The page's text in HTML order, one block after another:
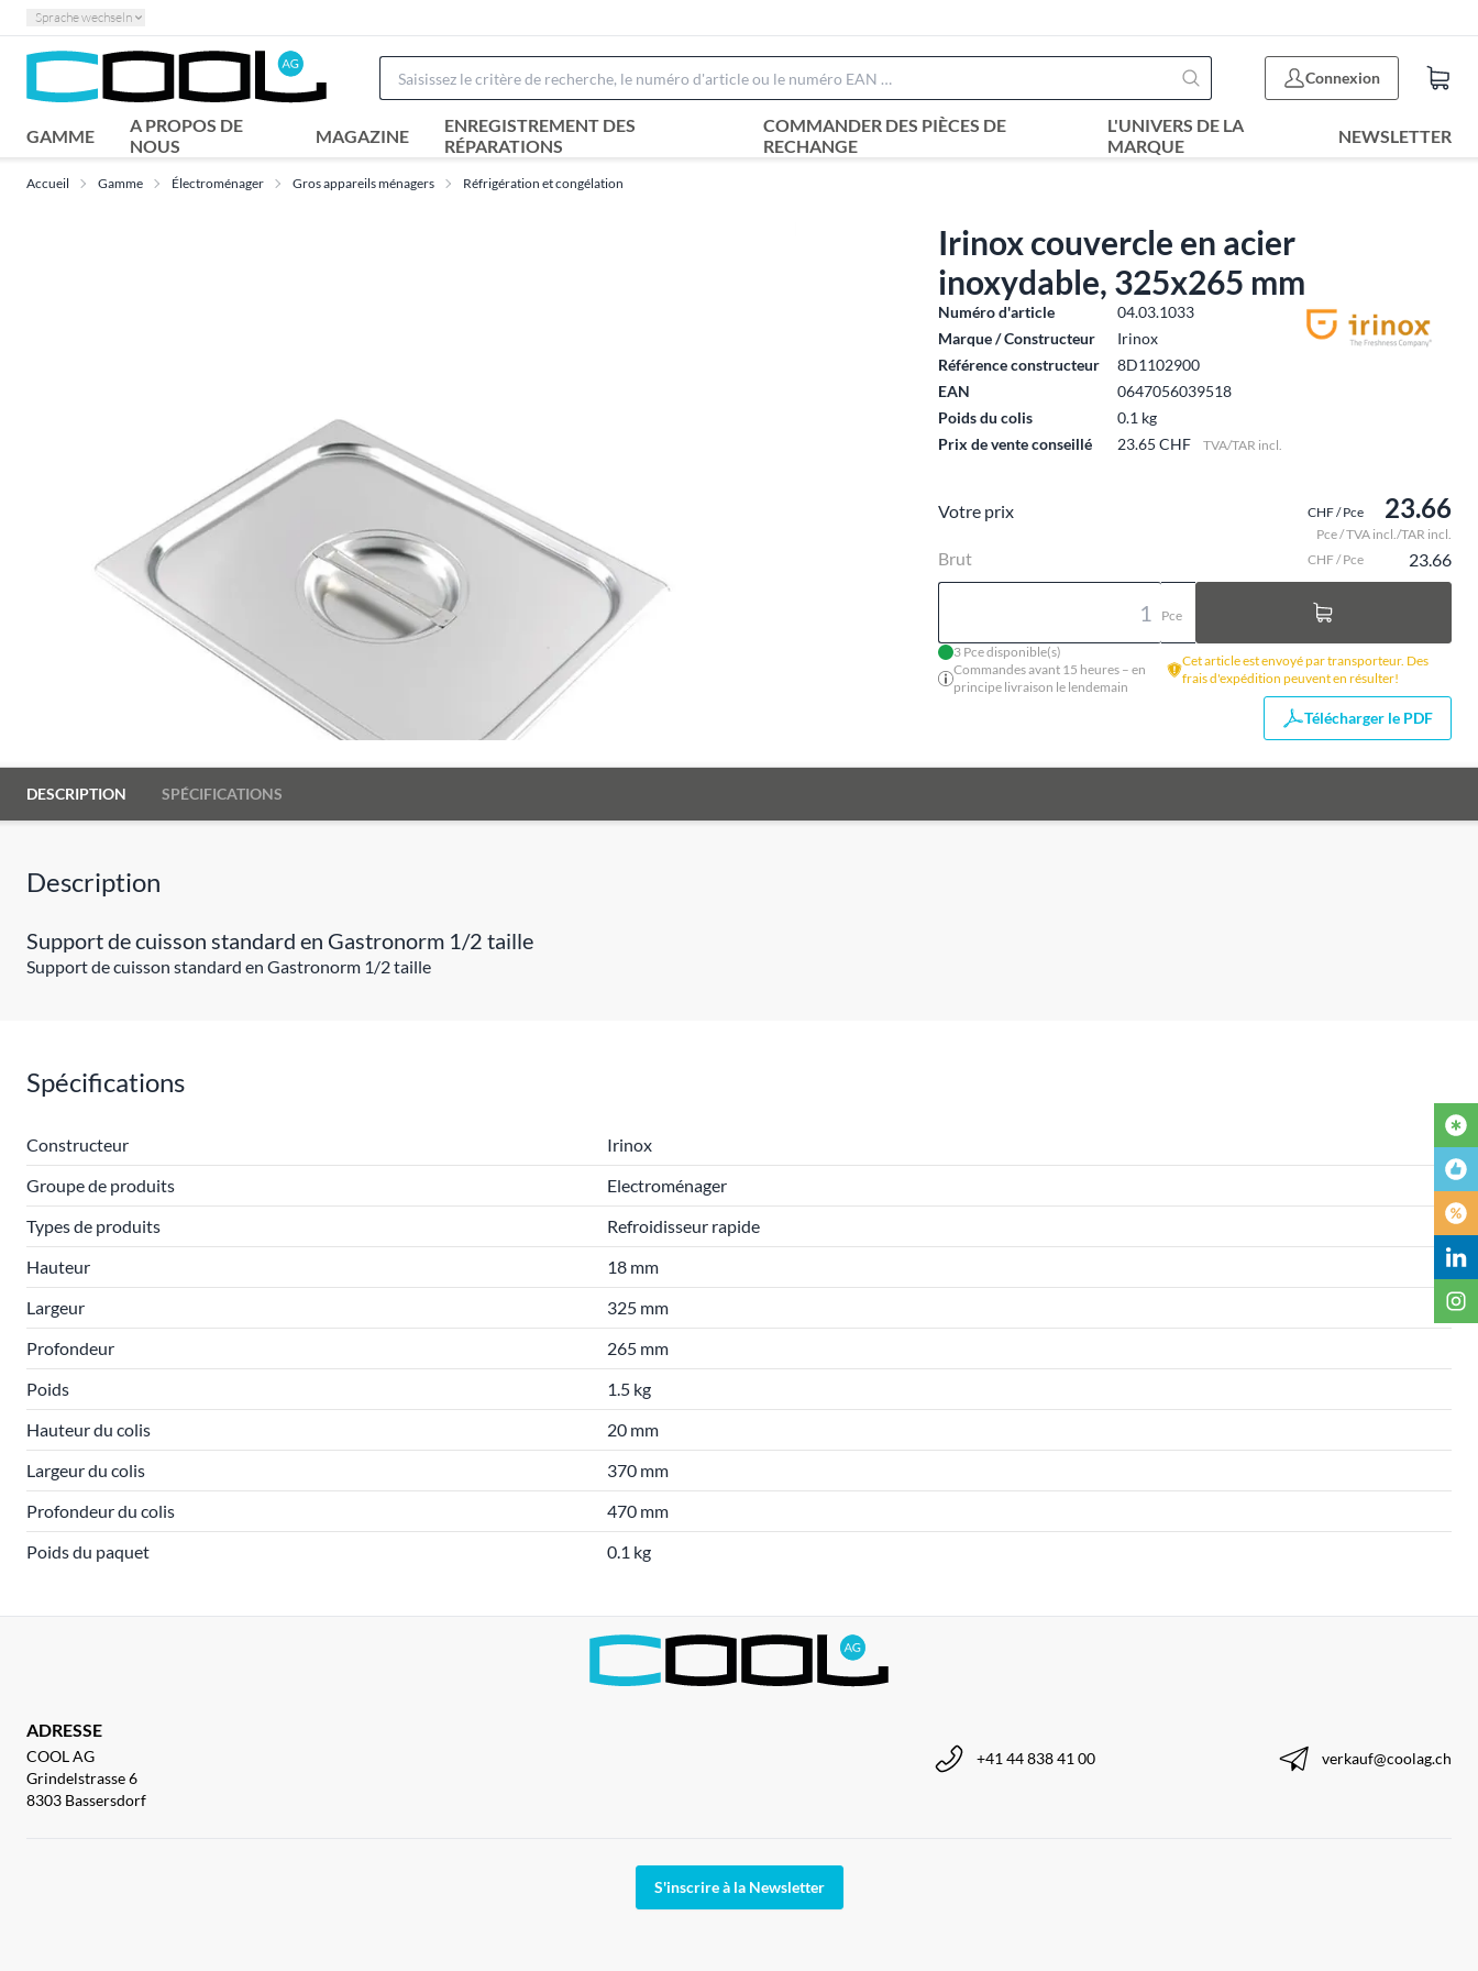
Sprache wechseln
Connexion
GAMME
A PROPOS DE
NOUS
MAGAZINE
ENREGISTREMENT DES
RÉPARATIONS
COMMANDER DES PIÈCES DE
RECHANGE
L'UNIVERS DE LA
MARQUE
NEWSLETTER
Accueil Gamme Électroménager Gros appareils ménagers Réfrigération et congélation
Irinox couvercle en acier
inoxydable, 325x265 mm
Numéro d'article
04.03.1033
Marque / Constructeur
Irinox
Référence constructeur
8D1102900
EAN
0647056039518
Poids du colis
0.1 kg
Prix de vente conseillé
23.65 CHF TVA/TAR incl.
Votre prix CHF / Pce 23.66
Pce / TVA incl./TAR incl.
Brut CHF / Pce 23.66
Pce
3 Pce disponible(s)
Commandes avant 15 heures – en
principe livraison le lendemain
Cet article est envoyé par transporteur. Des
frais d'expédition peuvent en résulter!
Télécharger le PDF
DESCRIPTION SPÉCIFICATIONS
Description
Support de cuisson standard en Gastronorm 1/2 taille
Support de cuisson standard en Gastronorm 1/2 taille
Spécifications
Constructeur
Irinox
Groupe de produits
Electroménager
Types de produits
Refroidisseur rapide
Hauteur
18 mm
Largeur
325 mm
Profondeur
265 mm
Poids
1.5 kg
Hauteur du colis
20 mm
Largeur du colis
370 mm
Profondeur du colis
470 mm
Poids du paquet
0.1 kg
ADRESSE
COOL AG
Grindelstrasse 6
8303 Bassersdorf
+41 44 838 41 00 verkauf@coolag.ch
S'inscrire à la Newsletter